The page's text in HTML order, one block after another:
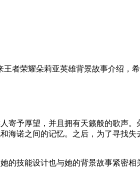
者荣耀朵莉亚英雄背景故事介绍，希
寄予厚望，并且拥有天籁般的歌声
海诺之间的记忆。之后，为了寻找失
的技能设计也与她的背景故事紧密